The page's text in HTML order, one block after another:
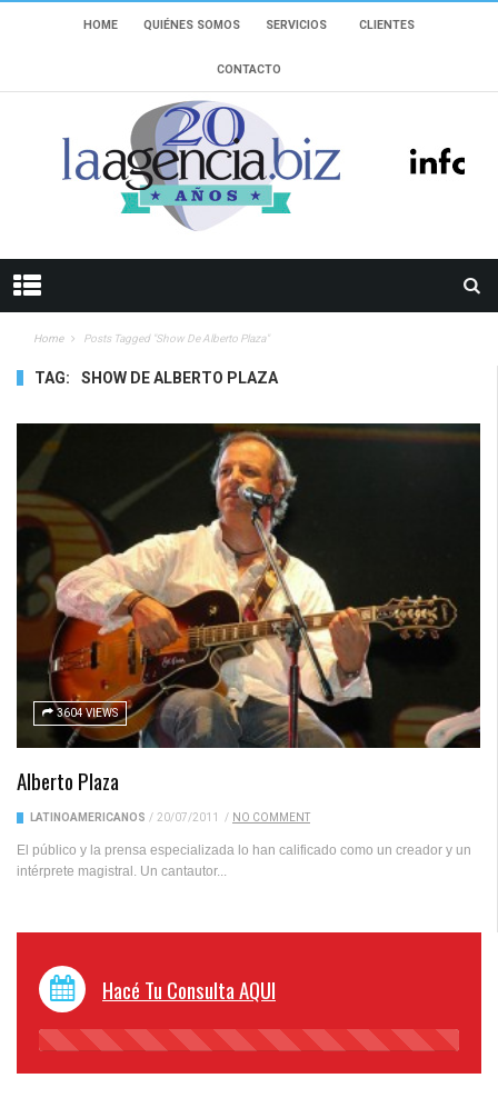
HOME QUIÉNES SOMOS SERVICIOS CLIENTES
CONTACTO
Home Posts Tagged "show De Alberto Plaza"
TAG: SHOW DE ALBERTO PLAZA
3604 VIEWS
Alberto Plaza
LATINOAMERICANOS / 20/07/2011 / NO COMMENT
El público y la prensa especializada lo han calificado como un creador y un
intérprete magistral. Un cantautor...
Hacé Tu Consulta AQUI
45%